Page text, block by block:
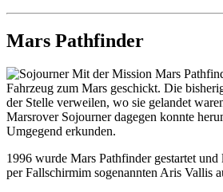
Mars Pathfinder
Mit der Mission Mars
Fahrzeug zum Mars geschickt. Die
der Stelle verweilen, wo sie gelandet
Marsrover Sojourner dagegen konnte
Umgegend erkunden.
1996 wurde Mars Pathfinder gestartet
per Fallschirmim sogenannten Aris Vallis